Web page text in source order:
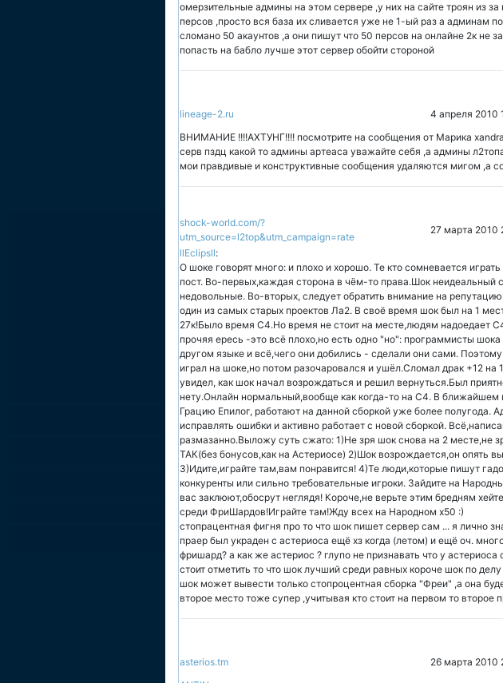
омерзительные админы на этом сервере ,у них на сайте троян из
персов ,просто вся база их сливается уже не 1-ый раз а админам
сломано 50 акаунтов ,а они пишут что 50 персов на онлайне 2к не
попасть на бабло лучше этот сервер обойти стороной
lineage-2.ru 4 апреля 2010
ВНИМАНИЕ !!!!АХТУНГ!!!! посмотрите на сообщения от Марика
серв пздц какой то админы артеаса уважайте себя ,а админы
мои правдивые и конструктивные сообщения удаляются мигом ,а
shock-world.com/?
utm_source=l2top&utm_campaign=rate
27 марта 2010
llEclipsll:
О шоке говорят много: и плохо и хорошо. Те кто сомневается играть
пост. Во-первых,каждая сторона в чём-то права.Шок неидеальный
недовольные. Во-вторых, следует обратить внимание на
один из самых старых проектов Ла2. В своё время шок был на 1
27к!Было время С4.Но время не стоит на месте,людям надоедает
прочяя ересь -это всё плохо,но есть одно "но": программисты
другом языке и всё,чего они добились - сделали они сами. Поэтому
играл на шоке,но потом разочаровался и ушёл.Сломал драк +12 на
увидел, как шок начал возрождаться и решил вернуться.Был
нету.Онлайн нормальный,вообще как когда-то на С4. В ближайшем
Грацию Епилог, работают на данной сборкой уже более полугода.
исправлять ошибки и активно работает с новой сборкой.
размазанно.Выложу суть сжато: 1)Не зря шок снова на 2
ТАК(без бонусов,как на Астериосе) 2)Шок возрождается,он опять
3)Идите,играйте там,вам понравится! 4)Те люди,которые пишут
конкуренты или сильно требовательные игроки. Зайдите на
вас заклюют,обосрут неглядя! Короче,не верьте этим бредням
среди ФриШардов!Играйте там!Жду всех на Народном х50 :)
стопрацентная фигня про то что шок пишет сервер сам ... я лично
праер был украден с астериоса ещё хз когда (летом) и ещё оч.
фришард? а как же астериос ? глупо не признавать что у
стоит отметить то что шок лучший среди равных короче шок по
шок может вывести только стопроцентная сборка "Фреи" ,а она
второе место тоже супер ,учитывая кто стоит на первом то второе
asterios.tm 26 марта 2010